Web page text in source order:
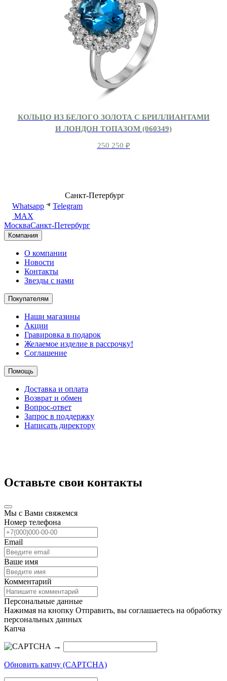
КОЛЬЦО ИЗ БЕЛОГО ЗОЛОТА С БРИЛЛИАНТАМИ
И ЛОНДОН ТОПАЗОМ (060349)
250 250 ₽
Санкт-Петербург
Whatsapp
Telegram
MAX
МоскваСанкт-Петербург
Компания
О компании
Новости
Контакты
Звезды с нами
Покупателям
Наши магазины
Акции
Гравировка в подарок
Желаемое изделие в рассрочку!
Соглашение
Помощь
Доставка и оплата
Возврат и обмен
Вопрос-ответ
Запрос в поддержку
Написать директору
Оставьте свои контакты
Мы с Вами свяжемся
Номер телефона
Email
Ваше имя
Комментарий
Персональные данные
Нажимая на кнопку Отправить, вы соглашаетесь на обработку
персональных данных
Капча
→
Обновить капчу (CAPTCHA)